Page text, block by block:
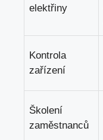
elektřiny
Kontrola
zařízení
Školení
zaměstnanců